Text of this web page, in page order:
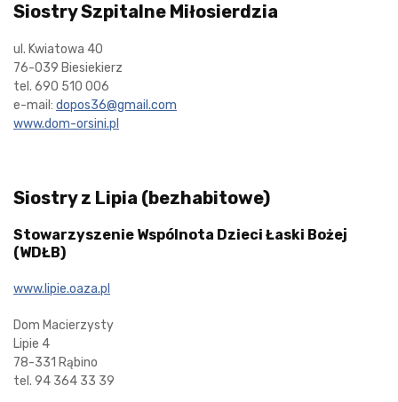
Siostry Szpitalne Miłosierdzia
ul. Kwiatowa 40
76-039 Biesiekierz
tel. 690 510 006
e-mail: dopos36@gmail.com
www.dom-orsini.pl
Siostry z Lipia (bezhabitowe)
Stowarzyszenie Wspólnota Dzieci Łaski Bożej
(WDŁB)
www.lipie.oaza.pl
Dom Macierzysty
Lipie 4
78-331 Rąbino
tel. 94 364 33 39